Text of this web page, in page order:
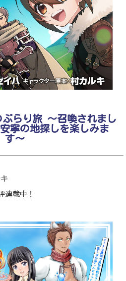
らり旅 〜召喚されまし
寧の地探しを楽しみま
す〜
連載中！